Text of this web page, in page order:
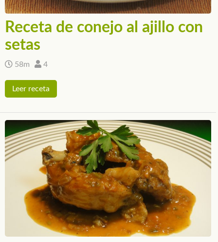
Receta de conejo al ajillo con
setas
58m 4
Leer receta